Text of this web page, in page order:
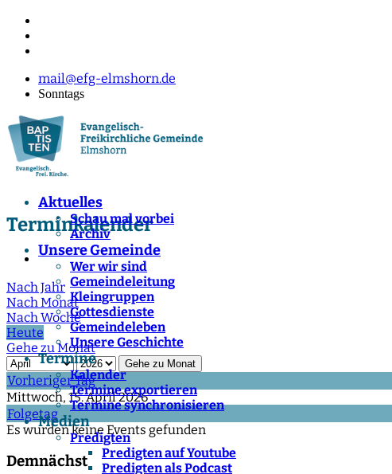
mail@efg-elmshorn.de
Sonntags
Aktuelles
Schau mal vorbei
Archiv
Unsere Gemeinde
Wer wir sind
Gemeindeleitung
Kleingruppen
Gottesdienste
Gemeindeleben
Unsere Geschichte
Termine
Kalender
Termine exportieren
Termine synchronisieren
Medien
Predigten
Predigten auf Youtube
Predigten als Podcast
Terminkalender
Nach Jahr
Nach Monat
Nach Woche
Heute
Gehe zu Monat
Gehe zu Monat
Vorheriger Tag
Mittwoch, 15. April 2026
Folgetag
Es wurden keine Events gefunden
Demnächst